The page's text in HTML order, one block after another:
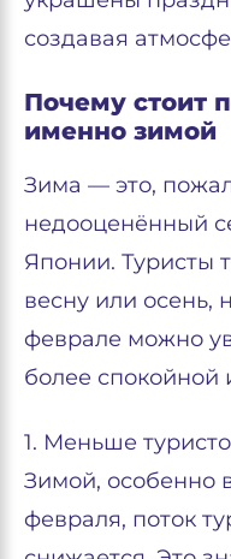
создавая
Почему стоит
именно зимой
Зима — это,
недооценённый
Японии. Туристы
весну или осень,
феврале можно
более спокойной
1. Меньше
Зимой, особенно
февраля, поток